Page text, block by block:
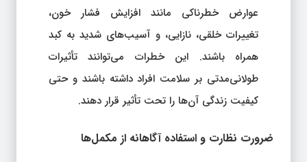
عوارض خطرناکی مانند افزایش فشار خون،
تغییرات خلقی، نازایی، و آسیب‌های شدید به کبد
همراه باشند. این خطرات می‌توانند تأثیرات
طولانی‌مدتی بر سلامت افراد داشته باشند و حتی
کیفیت زندگی آن‌ها را تحت تأثیر قرار دهند.
ضرورت نظارت و استفاده آگاهانه از مکمل‌ها